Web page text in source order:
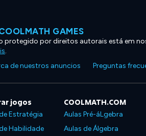
GAMES
por direitos autorais está em
.
de nuestros anuncios Preguntas
jogos
Estratégia
Habilidade
COOLMATH.COM
Aulas Pré-áLgebra
Aulas de Álgebra